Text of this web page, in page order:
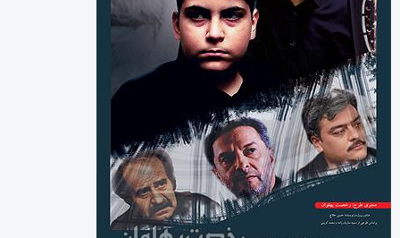
بایگانی‌ها